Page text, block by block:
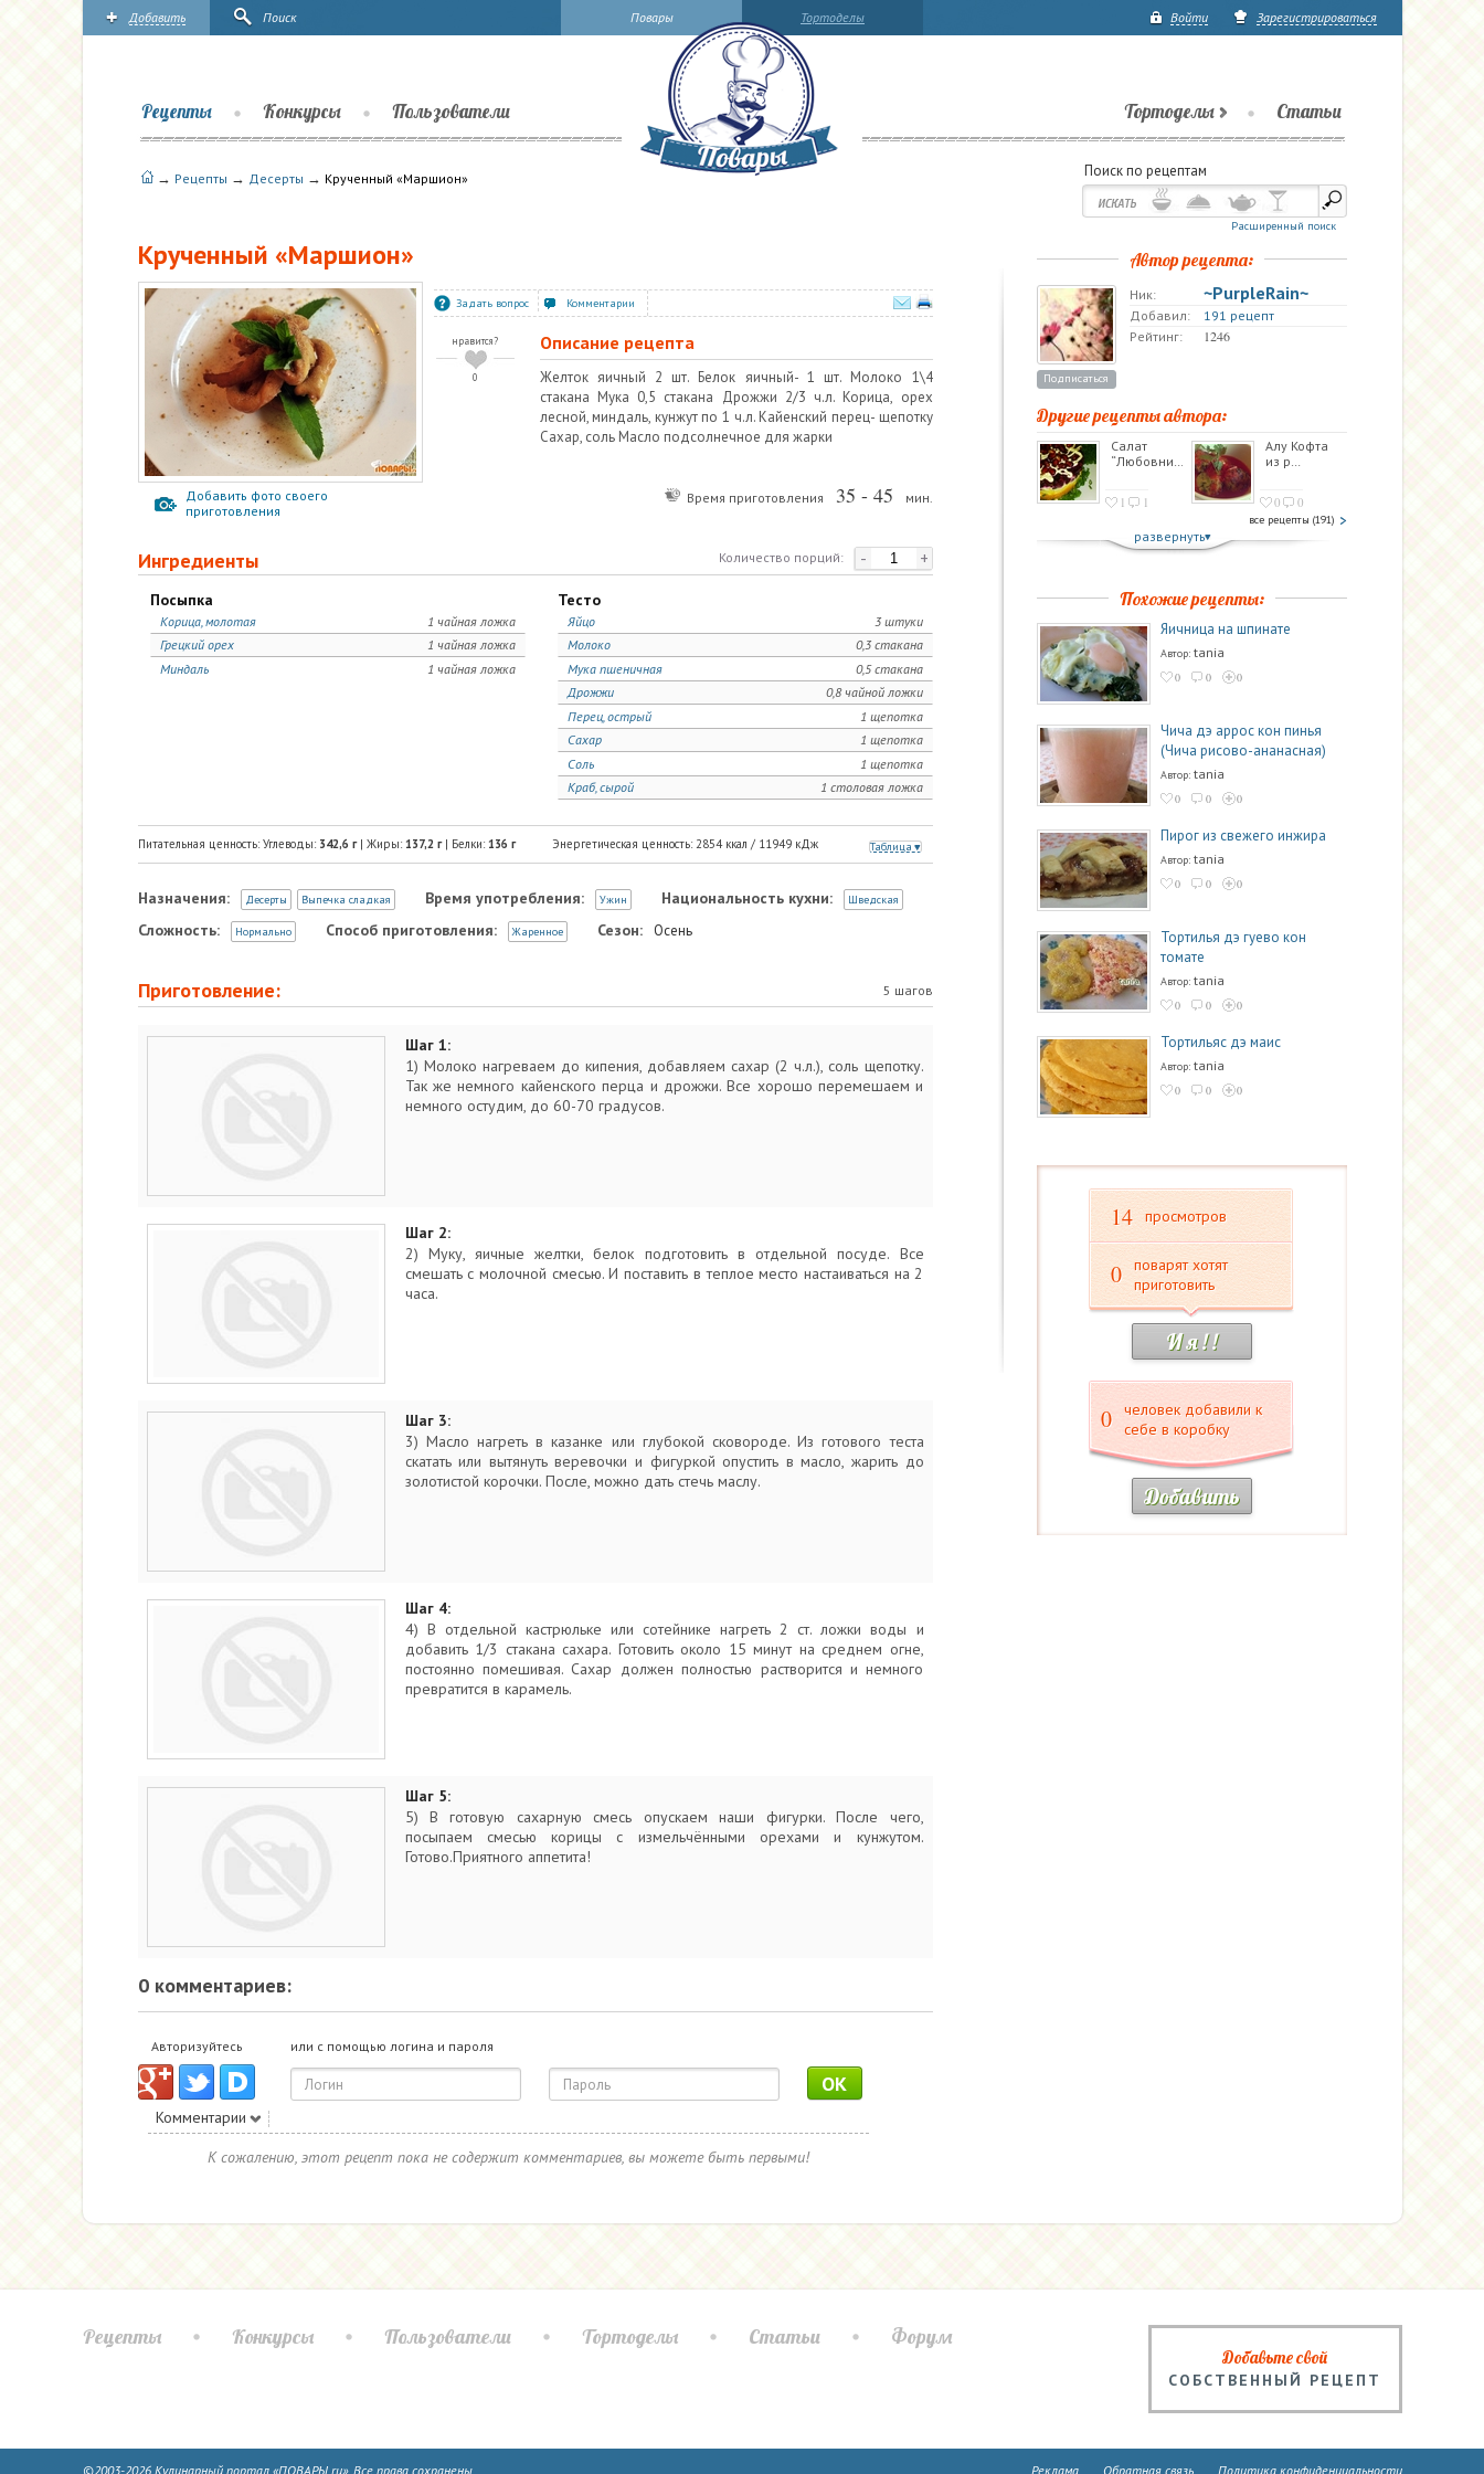
Тортоделы
Повары Войти Зарегистрироваться
Добавить Поиск
Тортоделы Статьи
Рецепты Конкурсы Пользователи
→ Рецепты → Десерты → Крученный «Маршион» Поиск по рецептам
Расширенный поиск
Крученный «Маршион»
Добавить фото своего
приготовления
Задать вопрос Комментарии
нравится?
0
Описание рецепта
Желток яичный 2 шт. Белок яичный- 1 шт. Молоко 1\4
стакана Мука 0,5 стакана Дрожжи 2/3 ч.л. Корица, орех
лесной, миндаль, кунжут по 1 ч.л. Кайенский перец- щепотку
Сахар, соль Масло подсолнечное для жарки
Время приготовления 35 - 45 мин.
- +
Количество порций:
Ингредиенты
Посыпка
1 чайная ложка
Корица, молотая
1 чайная ложка
Грецкий орех
1 чайная ложка
Миндаль
Тесто
3 штуки
Яйцо
0,3 стакана
Молоко
0,5 стакана
Мука пшеничная
0,8 чайной ложки
Дрожжи
1 щепотка
Перец, острый
1 щепотка
Сахар
1 щепотка
Соль
1 столовая ложка
Краб, сырой
Таблица
Энергетическая ценность: 2854ккал / 11949кДж
Питательная ценность: Углеводы: 342,6 г| Жиры: 137,2г| Белки: 136 г
Назначения: Десерты Выпечка сладкая Время употребления: Ужин Национальность кухни: Шведская
Сложность: Нормально Способ приготовления: Жаренное Сезон: Осень
Приготовление: 5 шагов
Шаг 1:
1) Молоко нагреваем до кипения, добавляем сахар (2 ч.л.), соль щепотку.
Так же немного кайенского перца и дрожжи. Все хорошо перемешаем и
немного остудим, до 60-70 градусов.
Шаг 2:
2) Муку, яичные желтки, белок подготовить в отдельной посуде. Все
смешать с молочной смесью. И поставить в теплое место настаиваться на 2
часа.
Шаг 3:
3) Масло нагреть в казанке или глубокой сковороде. Из готового теста
скатать или вытянуть веревочки и фигуркой опустить в масло, жарить до
золотистой корочки. После, можно дать стечь маслу.
Шаг 4:
4) В отдельной кастрюльке или сотейнике нагреть 2 ст. ложки воды и
добавить 1/3 стакана сахара. Готовить около 15 минут на среднем огне,
постоянно помешивая. Сахар должен полностью растворится и немного
превратится в карамель.
Шаг 5:
5) В готовую сахарную смесь опускаем наши фигурки. После чего,
посыпаем смесью корицы с измельчёнными орехами и кунжутом.
Готово.Приятного аппетита!
0 комментариев:
Авторизуйтесь или с помощью логина и пароля
OK
Комментарии
К сожалению, этот рецепт пока не содержит комментариев, вы можете быть первыми!
Автор рецепта:
Подписаться
Ник: ~PurpleRain~
Добавил:
191 рецепт
Рейтинг:
1246
Другие рецепты автора:
Салат
“Любовни…
1 1
Алу Кофта
из р…
0 0
все рецепты (191)
развернуть
Похожие рецепты:
Яичница на шпинате
Автор: tania
0 0 0
Чича дэ аррос кон пинья
(Чича рисово-ананасная)
Автор: tania
0 0 0
Пирог из свежего инжира
Автор: tania
0 0 0
Тортилья дэ гуево кон
томате
Автор: tania
0 0 0
Тортильяс дэ маис
Автор: tania
0 0 0
14 просмотров
0
поварят хотят
приготовить
И я ! !
0
человек добавили к
себе в коробку
Добавить
Добавьте свой
СОБСТВЕННЫЙ РЕЦЕПТ
Рецепты Конкурсы Пользователи Тортоделы Статьи Форум
Реклама Обратная связь Политика конфиденциальности
©2003-2026 Кулинарный портал «ПОВАРЫ.ru». Все права сохранены.